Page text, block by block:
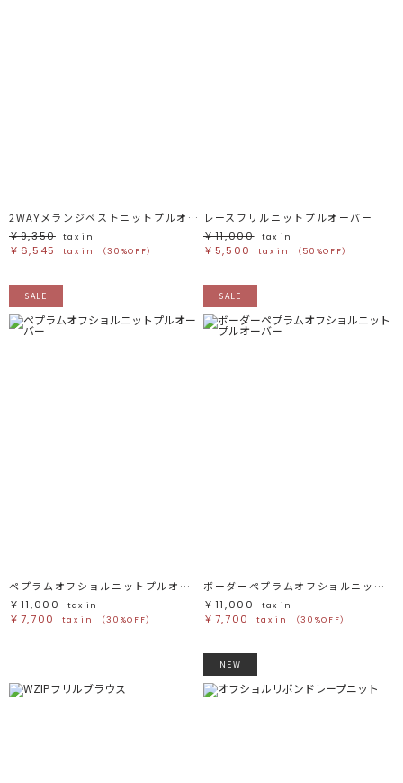
2WAYメランジベストニットプルオーバー
￥9,350
tax in
￥6,545 tax in （30%OFF）
レースフリルニットプルオーバー
￥11,000
tax in
￥5,500 tax in （50%OFF）
SALE
ペプラムオフショルニットプルオーバー
￥11,000
tax in
￥7,700 tax in （30%OFF）
SALE
ボーダーペプラムオフショルニットプルオーバー
￥11,000
tax in
￥7,700 tax in （30%OFF）
NEW